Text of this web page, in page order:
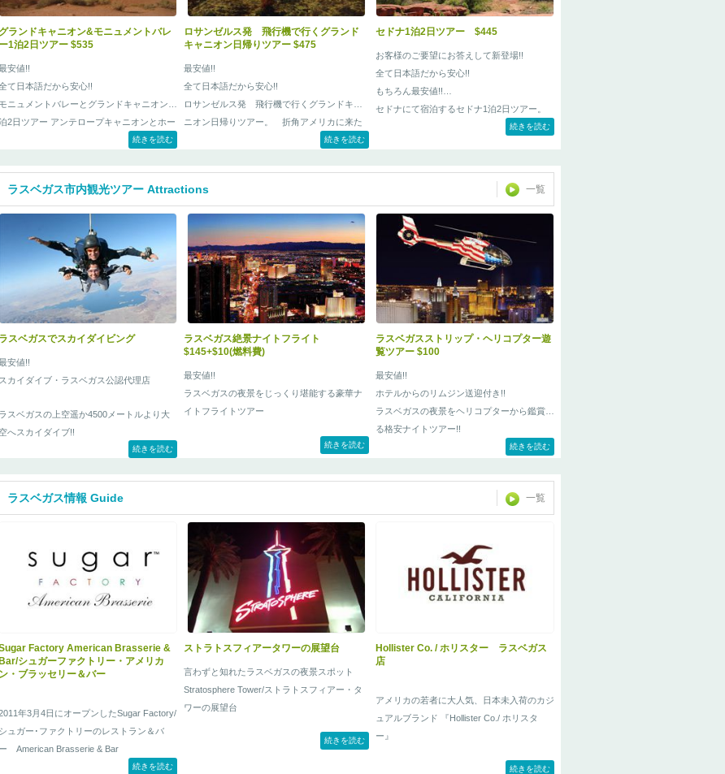
グランドキャニオン&モニュメントバレ
ー1泊2日ツアー $535
安値!!
て日本語だから安心!!
モニュメントバレーとグランドキャニオン1
2日ツアー アンテロープキャニオンとホー
スシューベンドが組み込みで、この価格で
続きを読む
ロサンゼルス発 飛行機で行くグランド
キャニオン日帰りツアー $475
最安値!!
全て日本語だから安心!!
ロサンゼルス発 飛行機で行くグランドキャ
ニオン日帰りツアー。 折角アメリカに来た
んだからグランドキャニオンには是非行きた
し・・・
そんな方に是非お勧めなロサンゼルスからで
アー！！ 勿論全て日本人のガイドが丁寧に
ご案内いたします。
続きを読む
セドナ1泊2日ツアー $445
お客様のご要望にお答えして新登場!!
全て日本語だから安心!!
もちろん最安値!!
セドナにて宿泊するセドナ1泊2日ツアー。
セドナの「黄金に輝く夕日」鑑賞、シナワ族
続きを読む
ラスベガス市内観光ツアー Attractions 一覧
ラスベガスでスカイダイビング
安値!!
スカイダイブ・ラスベガス公認代理店
ラスベガスの上空遥か4500メートルより大
空へスカイダイブ!!
スカイダイブ・ラスベガスのジャンプ地から
ができ、経験豊富なインストラクターが一緒
続きを読む
ラスベガス絶景ナイトフライト
$145+$10(燃料費)
最安値!!
ラスベガスの夜景をじっくり堪能する豪華ナ
イトフライトツアー
続きを読む
ラスベガスストリップ・ヘリコプター遊
覧ツアー $100
最安値!!
ホテルからのリムジン送迎付き!!
ラスベガスの夜景をヘリコプターから鑑賞す
る格安ナイトツアー!!
続きを読む
ラスベガス情報 Guide 一覧
Factory American Brasserie &
シュガーファクトリー・アメリカ
ン・ブラッセリー＆バー
年3月4日にオープンしたSugar Factory/
シュガー･ファクトリーのレストラン＆バ
ー American Brasserie & Bar
【2015年2月よりHexx Kitchen+Barへと変更
続きを読む
ストラトスフィアータワーの展望台
言わずと知れたラスベガスの夜景スポット
Stratosphere Tower/ストラトスフィアー・タ
ワーの展望台
続きを読む
Hollister Co. / ホリスター ラスベガス
店
アメリカの若者に大人気、日本未入荷のカジ
ュアルブランド 『Hollister Co./ ホリスタ
ー』
続きを読む